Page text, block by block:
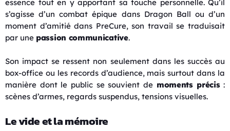
essence tout en y apportant sa touche personnelle. Qu’il
s’agisse d’un combat épique dans Dragon Ball ou d’un
moment d’amitié dans PreCure, son travail se traduisait
par une passion communicative.
Son impact se ressent non seulement dans les succès au
box-office ou les records d’audience, mais surtout dans la
manière dont le public se souvient de moments précis:
scènes d’armes, regards suspendus, tensions visuelles.
Le vide et la mémoire